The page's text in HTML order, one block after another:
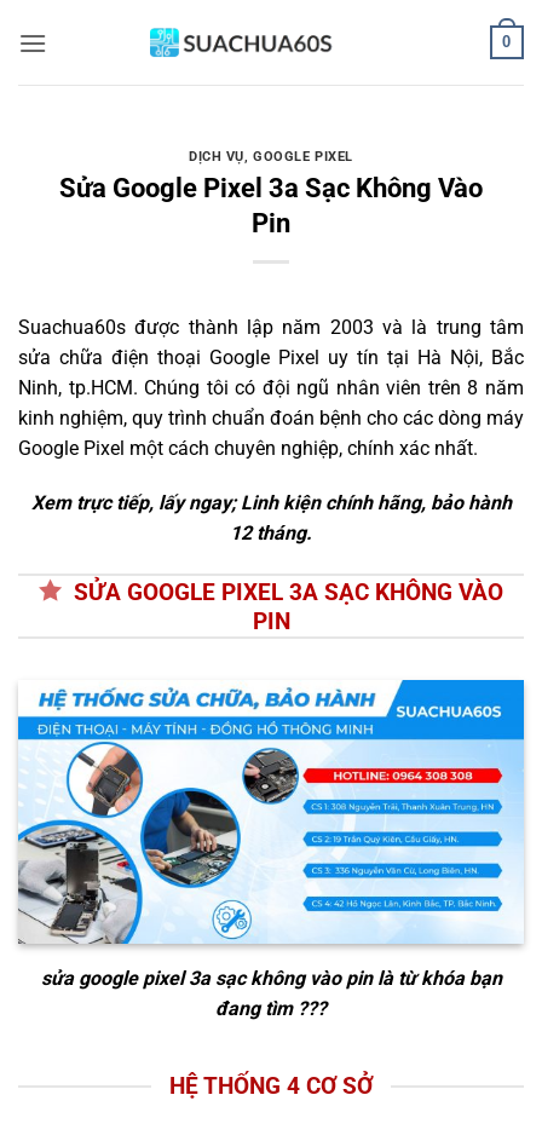
qua
0
DỊCH VỤ,GOOGLE PIXEL
Sửa Google Pixel 3a Sạc Không Vào
Pin
Suachua60s được thành lập năm 2003 và là trung tâm
sửa chữa điện thoại Google Pixel uy tín tại Hà Nội, Bắc
Ninh, tp.HCM. Chúng tôi có đội ngũ nhân viên trên 8 năm
kinh nghiệm, quy trình chuẩn đoán bệnh cho các dòng máy
Google Pixel một cách chuyên nghiệp, chính xác nhất.
Xem trực tiếp, lấy ngay; Linh kiện chính hãng, bảo hành
12 tháng.
SỬA GOOGLE PIXEL 3A SẠC KHÔNG VÀO
PIN
sửa google pixel 3a sạc không vào pinlà từ khóa bạn
đang tìm ???
HỆ THỐNG 4 CƠ SỞ